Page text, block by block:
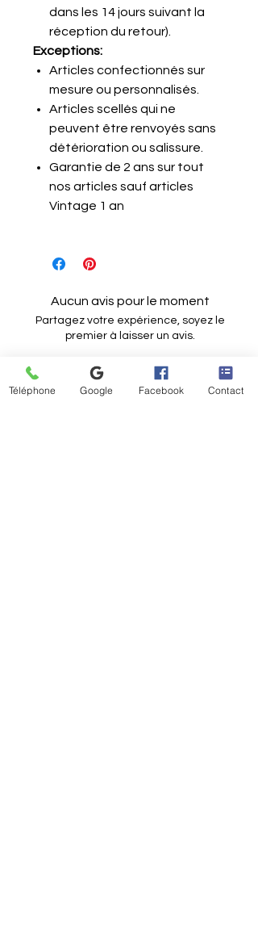
dans les 14 jours suivant la
réception du retour).
Exceptions:
Articles confectionnés sur
mesure ou personnalisés.
Articles scellés qui ne
peuvent être renvoyés sans
détérioration ou salissure.
Garantie de 2 ans sur tout
nos articles sauf articles
Vintage 1 an
Aucun avis pour le moment
Partagez votre expérience, soyez le
premier à laisser un avis.
Laisser un avis
Téléphone Google Facebook Contact